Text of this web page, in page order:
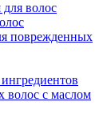
волос
поврежденных
волос с маслом